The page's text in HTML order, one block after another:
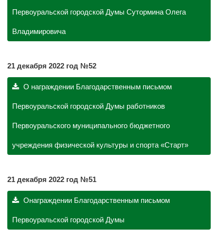
Первоуральской городской Думы Сутормина Олега
Владимировича
21 декабря 2022 год №52
О награждении Благодарственным письмом
Первоуральской городской Думы работников
Первоуральского муниципального бюджетного
учреждения физической культуры и спорта «Старт»
21 декабря 2022 год №51
Онаграждении Благодарственным письмом
Первоуральской городской Думы